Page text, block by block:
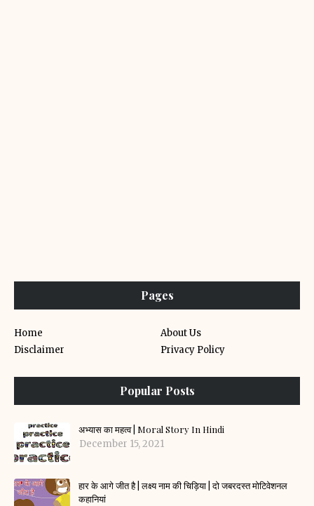
Pages
Home
About Us
Disclaimer
Privacy Policy
Popular Posts
अभ्यास का महत्व | Moral Story In Hindi
December 15, 2021
हार के आगे जीत है | लक्ष्य नाम की चिड़िया | दो जबरदस्त मोटिवेशनल
कहानियां